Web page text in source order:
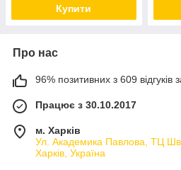
Купити
Про нас
96% позитивних з 609 відгуків
Працює з 30.10.2017
м. Харків
Ул. Академика Павлова, ТЦ
Харків, Україна